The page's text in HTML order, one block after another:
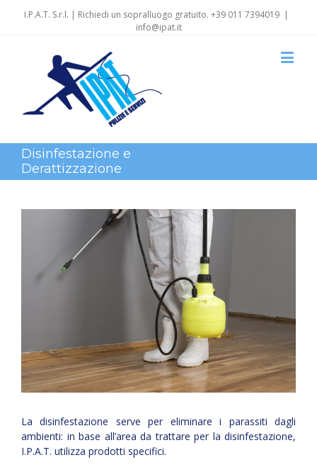
I.P.A.T. S.r.l. | Richiedi un sopralluogo gratuito. +39 011 7394019 |
info@ipat.it
Disinfestazione e
Derattizzazione
La disinfestazione serve per eliminare i parassiti dagli
ambienti: in base all’area da trattare per la disinfestazione,
I.P.A.T. utilizza prodotti specifici.